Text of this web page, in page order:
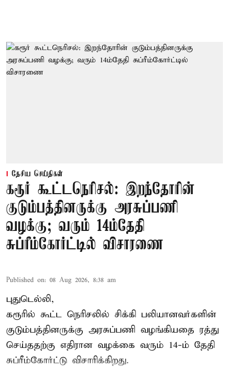
தேசிய செய்திகள்
கரூர் கூட்டநெரிசல்: இறந்தோரின்
குடும்பத்தினருக்கு அரசுப்பணி
வழக்கு; வரும் 14ம்தேதி
சுப்ரீம்கோர்ட்டில் விசாரணை
Published on: 08 Aug 2026, 8:38 am
புதுடெல்லி,
கரூரில் கூட்ட நெரிசலில் சிக்கி பலியானவர்களின்
குடும்பத்தினருக்கு அரசுப்பணி வழங்கியதை ரத்து
செய்ததற்கு எதிரான வழக்கை வரும் 14-ம் தேதி
சுப்ரீம்கோர்ட்டு விசாரிக்கிறது.